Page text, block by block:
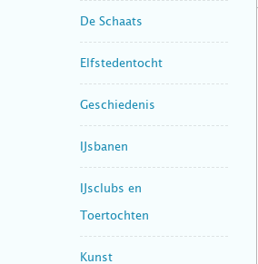
De Schaats
Elfstedentocht
Geschiedenis
IJsbanen
IJsclubs en
Toertochten
Kunst